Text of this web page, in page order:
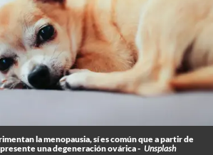
la menopausia, sí es común que a partir de
una degeneración ovárica - Unsplash